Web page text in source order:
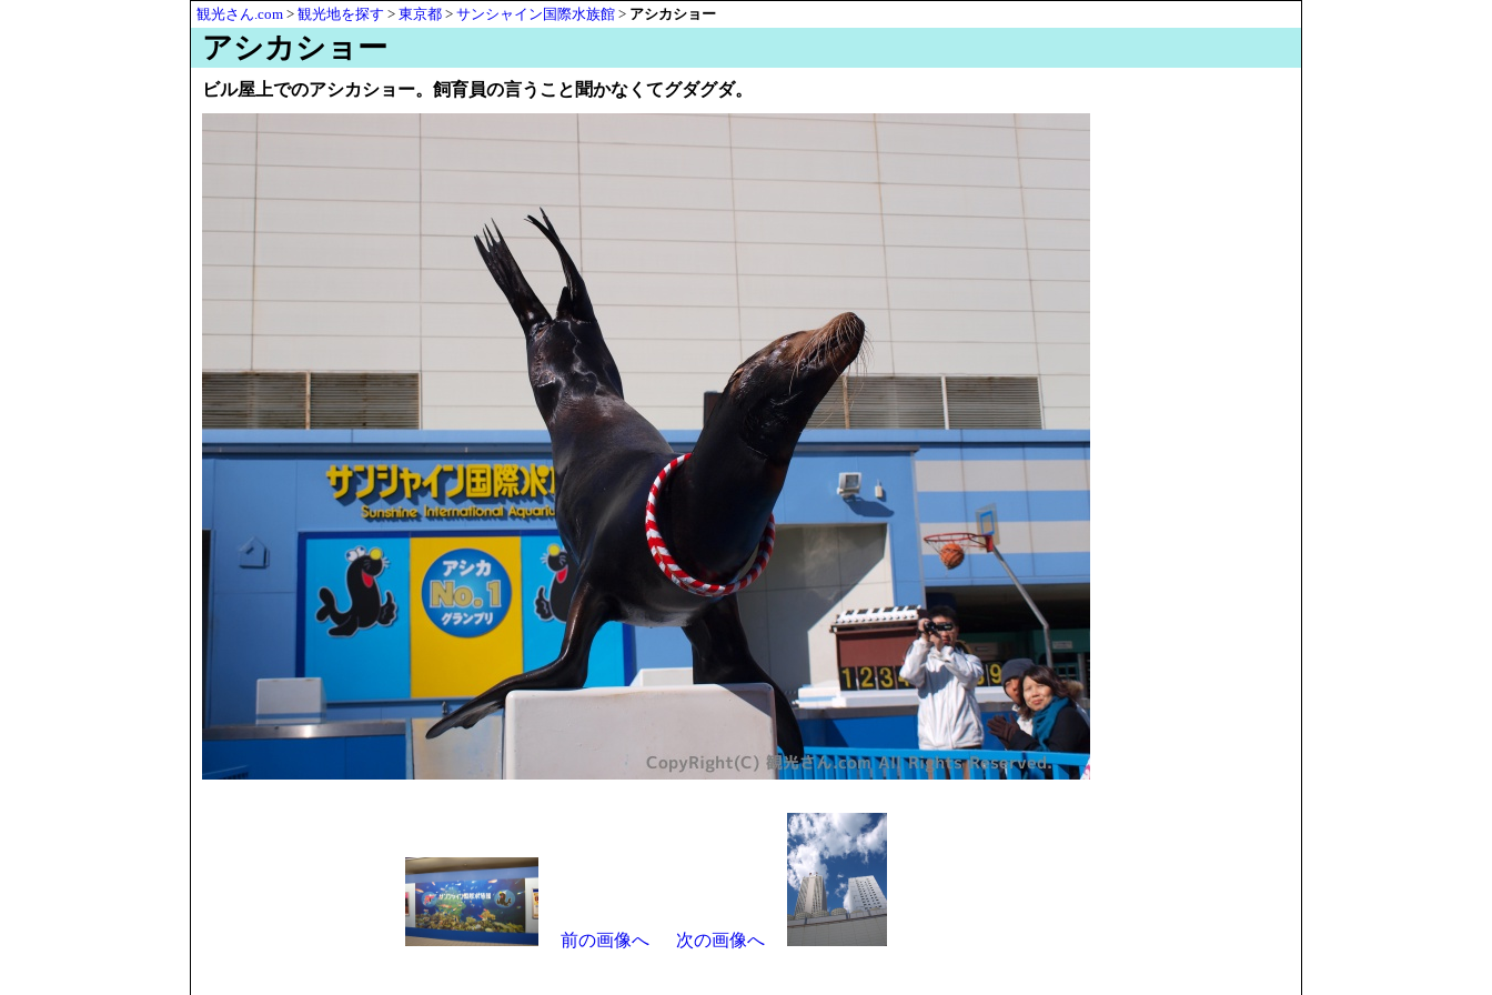
観光さん.com > 観光地を探す > 東京都 > サンシャイン国際水族館 > アシカショー
アシカショー
ビル屋上でのアシカショー。飼育員の言うこと聞かなくてグダグダ。
前の画像へ 次の画像へ